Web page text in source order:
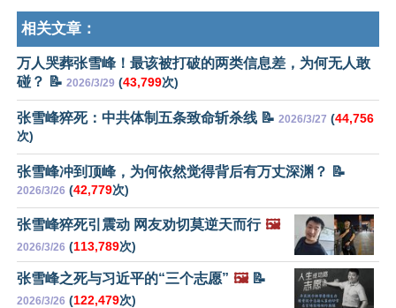
相关文章：
万人哭葬张雪峰！最该被打破的两类信息差，为何无人敢
碰？ 📝 2026/3/29 (43,799次)
张雪峰猝死：中共体制五条致命斩杀线 📝 2026/3/27 (44,756
次)
张雪峰冲到顶峰，为何依然觉得背后有万丈深渊？ 📝
2026/3/26 (42,779次)
张雪峰猝死引震动 网友劝切莫逆天而行 🖼️
2026/3/26 (113,789次)
张雪峰之死与习近平的“三个志愿” 🖼️📝
2026/3/26 (122,479次)